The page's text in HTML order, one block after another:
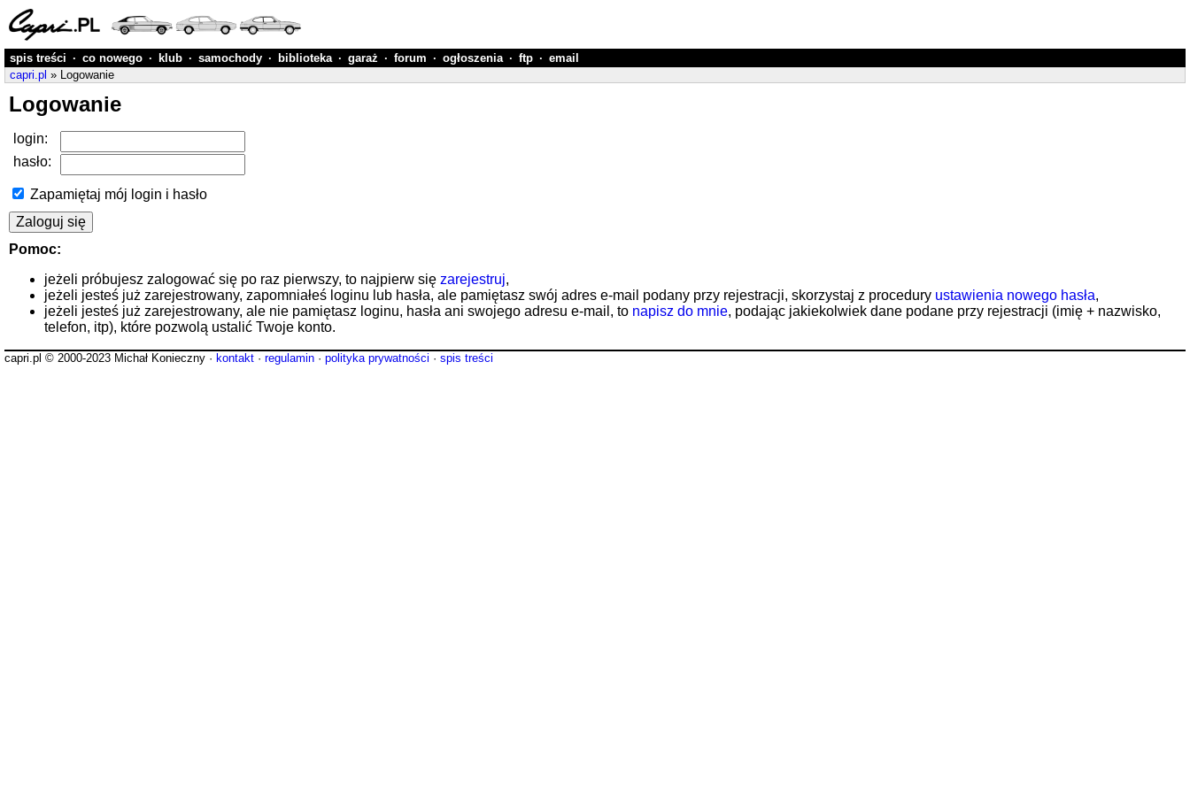
spis treści · co nowego · klub · samochody · biblioteka · garaż · forum · ogłoszenia · ftp · email
capri.pl » Logowanie
Logowanie
login:
hasło:
Zapamiętaj mój login i hasło
Pomoc:
jeżeli próbujesz zalogować się po raz pierwszy, to najpierw się zarejestruj,
jeżeli jesteś już zarejestrowany, zapomniałeś loginu lub hasła, ale pamiętasz swój adres e-mail podany przy rejestracji, skorzystaj z procedury ustawienia nowego hasła,
jeżeli jesteś już zarejestrowany, ale nie pamiętasz loginu, hasła ani swojego adresu e-mail, to napisz do mnie, podając jakiekolwiek dane podane przy rejestracji (imię + nazwisko,
telefon, itp), które pozwolą ustalić Twoje konto.
capri.pl © 2000-2023 Michał Konieczny · kontakt · regulamin · polityka prywatności · spis treści